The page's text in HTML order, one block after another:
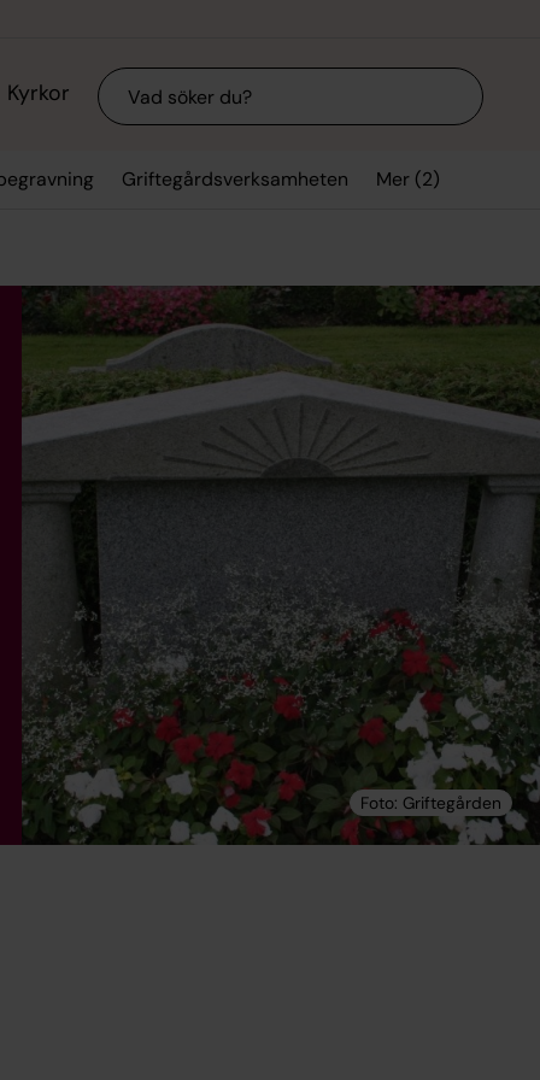
Kyrkor Sök
Griftegårdsverksamheten Mer (2)